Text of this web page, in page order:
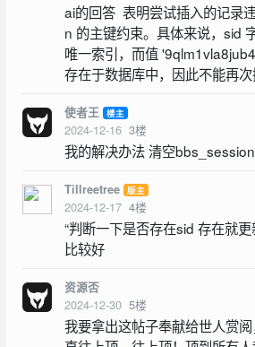
ai的回答 表明尝试插入的记录
n 的主键约束。具体来说，sid
唯一索引，而值
存在于数据库中，因此不能再次
使者王 楼主
2024-12-16 3楼
我的解决办法 清空
Tillreetree 版主
2024-12-17 4楼
“判断一下是否存在sid 存在就
比较好
资源否
2024-12-30 5楼
我要拿出这帖子奉献给世人赏